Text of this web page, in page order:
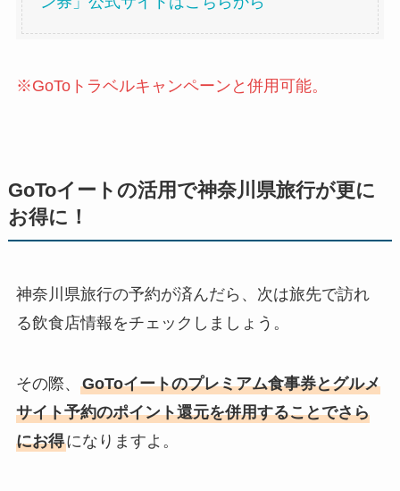
※GoToトラベルキャンペーンと併用可能。
GoToイートの活用で神奈川県旅行が更に
お得に！
神奈川県旅行の予約が済んだら、次は旅先で訪れ
る飲食店情報をチェックしましょう。
その際、 GoToイートのプレミアム食事券とグルメ
サイト予約のポイント還元を併用することでさら
にお得になりますよ。